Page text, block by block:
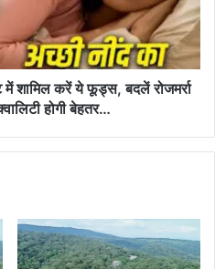
शामिल करें ये फूड्स, बदलें रोजमर्रा
होगी बेहतर…